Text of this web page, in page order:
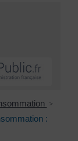
>
: